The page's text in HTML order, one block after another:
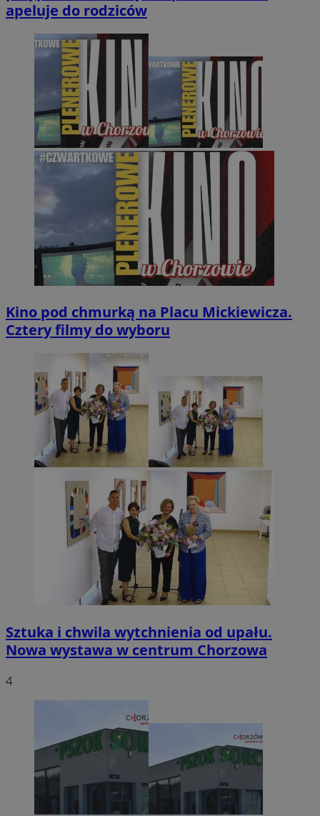
apeluje do rodziców
Kino pod chmurką na Placu Mickiewicza.
Cztery filmy do wyboru
Sztuka i chwila wytchnienia od upału.
Nowa wystawa w centrum Chorzowa
4